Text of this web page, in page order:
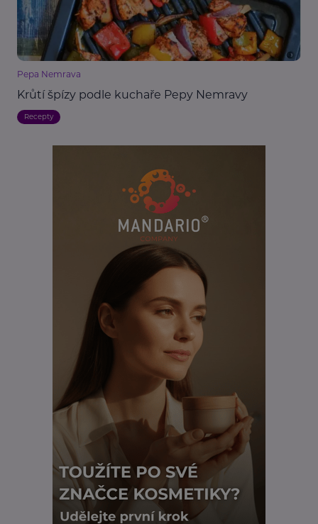
Pepa Nemrava
Krůtí špízy podle kuchaře Pepy Nemravy
Recepty